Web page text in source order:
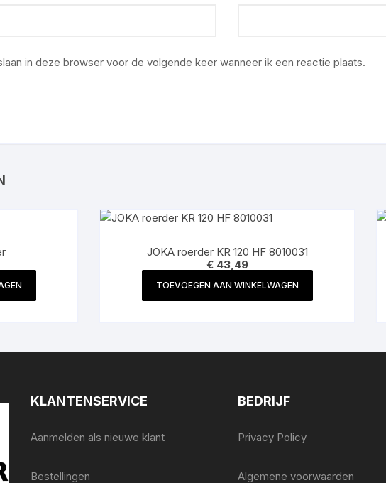
in deze browser voor de volgende keer wanneer ik een reactie plaats.
JOKA roerder KR 120 HF 8010031
€43,49
TOEVOEGEN AAN WINKELWAGEN
KLANTENSERVICE
Aanmelden als nieuwe klant
Bestellingen
BEDRIJF
Privacy Policy
Algemene voorwaarden